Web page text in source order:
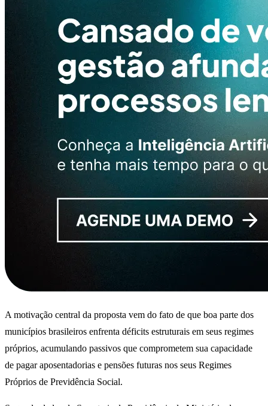
A motivação central da proposta vem do fato de que boa parte dos
municípios brasileiros enfrenta déficits estruturais em seus regimes
próprios, acumulando passivos que comprometem sua capacidade
de pagar aposentadorias e pensões futuras nos seus Regimes
Próprios de Previdência Social.